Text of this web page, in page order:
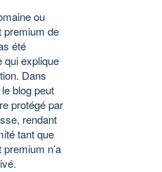
ou
premium de
été
qui explique
Dans
blog peut
protégé par
rendant
tant que
premium n’a